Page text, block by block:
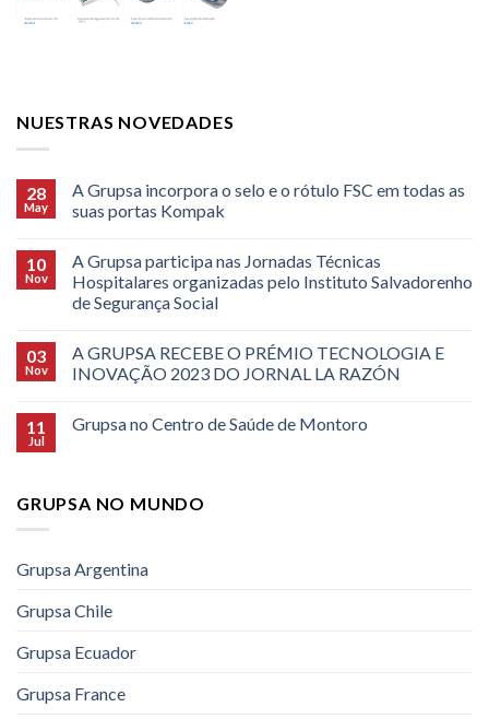
NUESTRAS NOVEDADES
28
May
A Grupsa incorpora o selo e o rótulo FSC em todas as
suas portas Kompak
10
Nov
A Grupsa participa nas Jornadas Técnicas
Hospitalares organizadas pelo Instituto Salvadorenho
de Segurança Social
03
Nov
A GRUPSA RECEBE O PRÉMIO TECNOLOGIA E
INOVAÇÃO 2023 DO JORNAL LA RAZÓN
11
Jul
Grupsa no Centro de Saúde de Montoro
GRUPSA NO MUNDO
Grupsa Argentina
Grupsa Chile
Grupsa Ecuador
Grupsa France